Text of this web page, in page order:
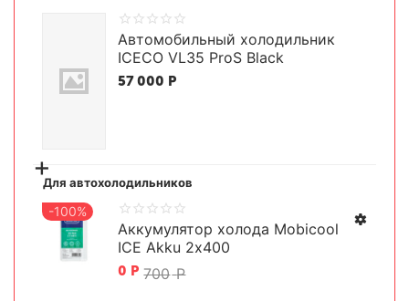
Автомобильный холодильник
ICECO VL35 ProS Black
57 000 Р
+Для автохолодильников
-100%
Аккумулятор холода Mobicool
ICE Akku 2х400
0 Р 700 Р